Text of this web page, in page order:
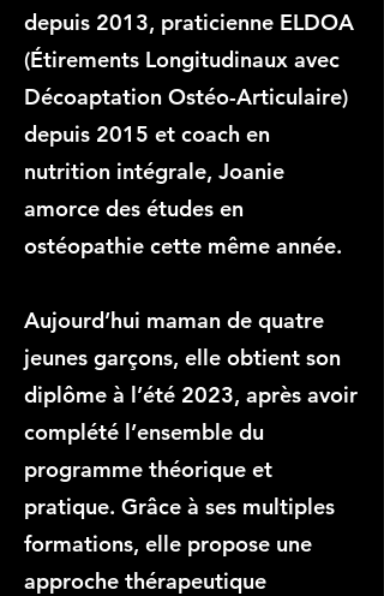
depuis 2013, praticienne ELDOA
(Étirements Longitudinaux avec
Décoaptation Ostéo-Articulaire)
depuis 2015 et coach en
nutrition intégrale, Joanie
amorce des études en
ostéopathie cette même année.
Aujourd’hui maman de quatre
jeunes garçons, elle obtient son
diplôme à l’été 2023, après avoir
complété l’ensemble du
programme théorique et
pratique. Grâce à ses multiples
formations, elle propose une
approche thérapeutique